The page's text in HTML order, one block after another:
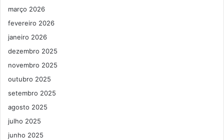
março 2026
fevereiro 2026
janeiro 2026
dezembro 2025
novembro 2025
outubro 2025
setembro 2025
agosto 2025
julho 2025
junho 2025